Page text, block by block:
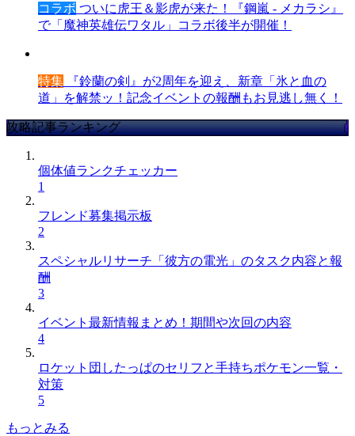
コラボ ついに虎王＆影虎が来た！『鋼嵐 - メカラシ』
で「魔神英雄伝ワタル」コラボ後半が開催！
特集 『鈴蘭の剣』が2周年を迎え、新章「氷と血の
道」を解禁ッ！記念イベントの報酬もお見逃し無く！
攻略記事ランキング
個体値ランクチェッカー
1
フレンド募集掲示板
2
スペシャルリサーチ「彼方の電光」のタスク内容と報
酬
3
イベント最新情報まとめ！期間や次回の内容
4
ロケット団したっぱのセリフと手持ちポケモン一覧・
対策
5
もっとみる